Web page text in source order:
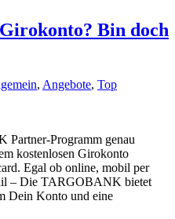
Bin doch
, Angebote, Top
Programm genau
kostenlosen Girokonto
Egal ob online, mobil per
– Die TARGOBANK bietet
Dein Konto und eine